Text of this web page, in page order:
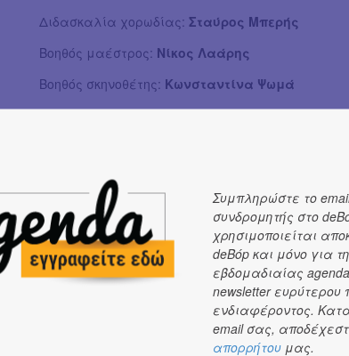
Διδασκαλία χορωδίας: Σταύρος Μπερής
Βοηθός μαέστρος: Νίκος Λαάρης
Βοηθός σκηνοθέτης: Κωνσταντίνα Ψωμά
Μουσική προετοιμασία:Δημήτρης Γιάκας
Μαρίζα
ννα Στυλιανάκη
Κική:Μαρίσια Παπαλεξίου
Χαρμίδης:Δημήτρης Πακσόγλου
Ζαχαρούλης: Χάρης Ανδριανός
Τάσης Χριστογιαννόπουλος
Θανάσης Τσαλταμπάσης
Συμπληρώστε το
συνδρομητής στο
χρησιμοποιείται
deBόp και μόνο για
εβδομαδιαίας
newsletter ευρύτερου
ενδιαφέροντος.
email σας,
απορρήτου μας.